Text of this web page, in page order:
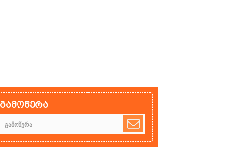
გამოწერა